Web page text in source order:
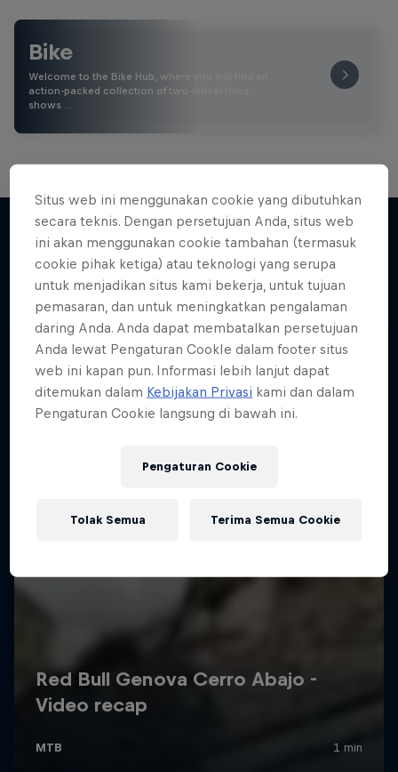
Bike
Welcome to the Bike Hub, where you will find an
action-packed collection of two-wheel films,
shows …
Lebih banyak seperti ini
Situs web ini menggunakan cookie yang dibutuhkan
secara teknis. Dengan persetujuan Anda, situs web
ini akan menggunakan cookie tambahan (termasuk
cookie pihak ketiga) atau teknologi yang serupa
untuk menjadikan situs kami bekerja, untuk tujuan
pemasaran, dan untuk meningkatkan pengalaman
daring Anda. Anda dapat membatalkan persetujuan
Anda lewat Pengaturan CookIe dalam footer situs
web ini kapan pun. Informasi lebih lanjut dapat
ditemukan dalam Kebijakan Privasi kami dan dalam
Pengaturan Cookie langsung di bawah ini.
Pengaturan Cookie
Tolak Semua Terima Semua Cookie